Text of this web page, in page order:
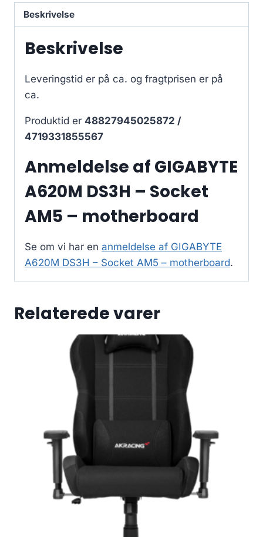
Beskrivelse
Beskrivelse
Leveringstid er på ca. og fragtprisen er på
ca.
Produktid er 48827945025872 /
4719331855567
Anmeldelse af GIGABYTE
A620M DS3H – Socket
AM5 – motherboard
Se om vi har en anmeldelse af GIGABYTE
A620M DS3H – Socket AM5 – motherboard.
Relaterede varer